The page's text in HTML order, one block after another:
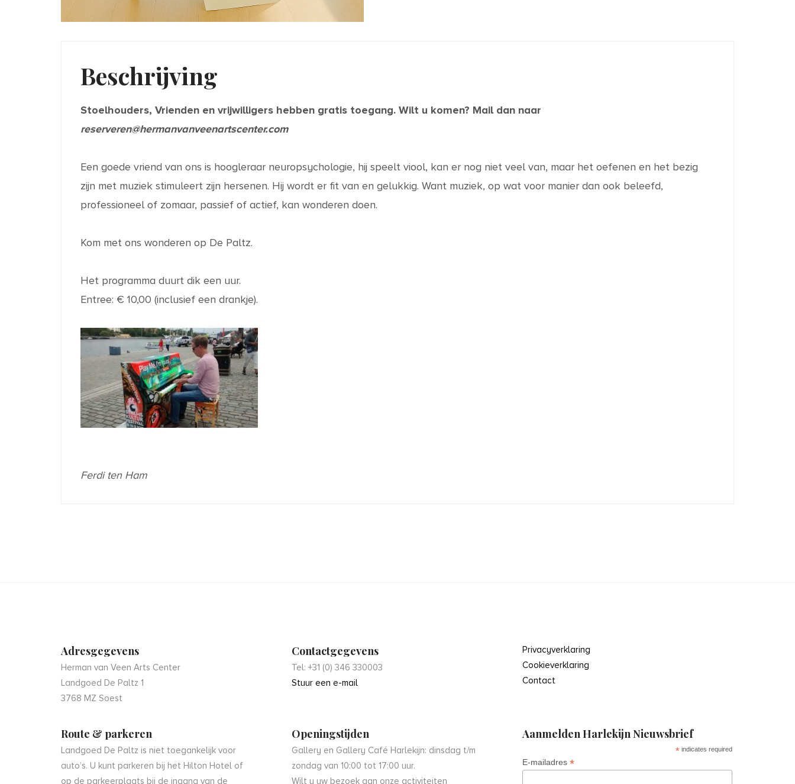
Beschrijving
Stoelhouders, Vrienden en vrijwilligers hebben gratis toegang. Wilt u komen? Mail dan naar
reserveren@hermanvanveenartscenter.com
Een goede vriend van ons is hoogleraar neuropsychologie, hij speelt viool, kan er nog niet veel van, maar het oefenen en het bezig
zijn met muziek stimuleert zijn hersenen. Hij wordt er fit van en gelukkig. Want muziek, op wat voor manier dan ook beleefd,
professioneel of zomaar, passief of actief, kan wonderen doen.
Kom met ons wonderen op De Paltz.
Het programma duurt dik een uur.
Entree: € 10,00 (inclusief een drankje).
Ferdi ten Ham
Adresgegevens
Herman van Veen Arts Center
Landgoed De Paltz 1
3768 MZ Soest
Route & parkeren
Landgoed De Paltz is niet toegankelijk voor
auto’s. U kunt parkeren bij het Hilton Hotel of
op de parkeerplaats bij de ingang van de
Contactgegevens
Tel: +31 (0) 346 330003
Stuur een e-mail
Openingstijden
Gallery en Gallery Café Harlekijn: dinsdag t/m
zondag van 10:00 tot 17:00 uur.
Wilt u uw bezoek aan onze activiteiten
Privacyverklaring
Cookieverklaring
Contact
Aanmelden Harlekijn Nieuwsbrief
* indicates required
E-mailadres *